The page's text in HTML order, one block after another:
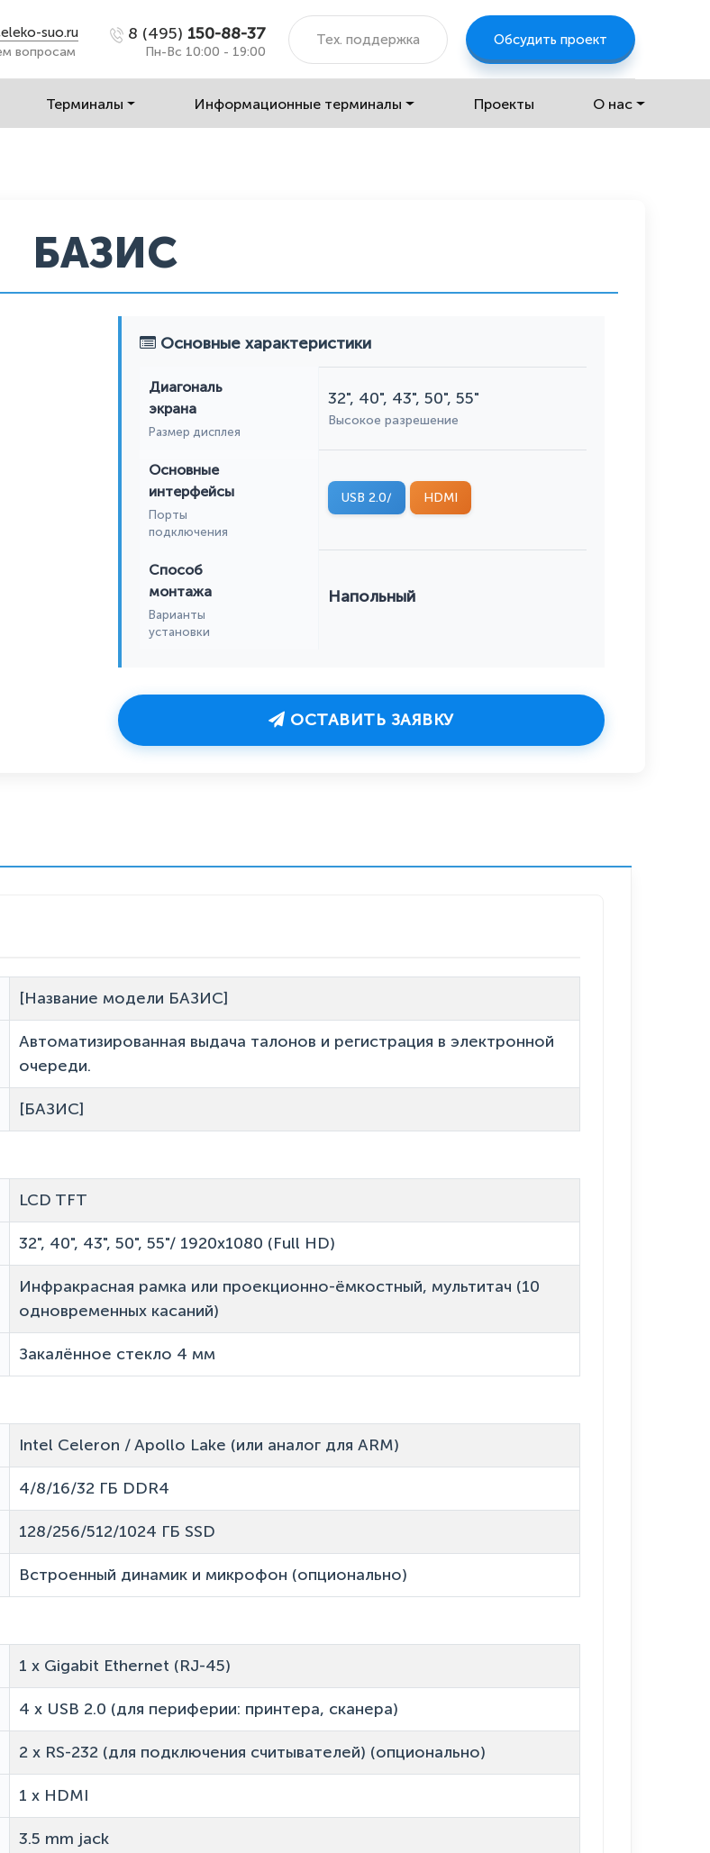
suo.ru
вопросам
8 (495) 150-88-37
Пн-Вс 10:00 - 19:00
Тех. поддержка Обсудить проект
Терминалы Информационные терминалы Проекты О нас
БАЗИС
Основные характеристики
Диагональ
экрана
Размер дисплея
32", 40", 43", 50", 55"
Высокое разрешение
Основные
интерфейсы
Порты
подключения
USB 2.0/ HDMI
Способ
монтажа
Варианты
установки
Напольный
ОСТАВИТЬ ЗАЯВКУ
[Название модели БАЗИС]
Автоматизированная выдача талонов и регистрация в электронной
очереди.
[БАЗИС]
LCD TFT
32", 40", 43", 50", 55"/ 1920x1080 (Full HD)
Инфракрасная рамка или проекционно-ёмкостный, мультитач (10
одновременных касаний)
Закалённое стекло 4 мм
Intel Celeron / Apollo Lake (или аналог для ARM)
4/8/16/32 ГБ DDR4
128/256/512/1024 ГБ SSD
Встроенный динамик и микрофон (опционально)
1 x Gigabit Ethernet (RJ-45)
4 x USB 2.0 (для периферии: принтера, сканера)
2 x RS-232 (для подключения считывателей) (опционально)
1 x HDMI
3.5 mm jack